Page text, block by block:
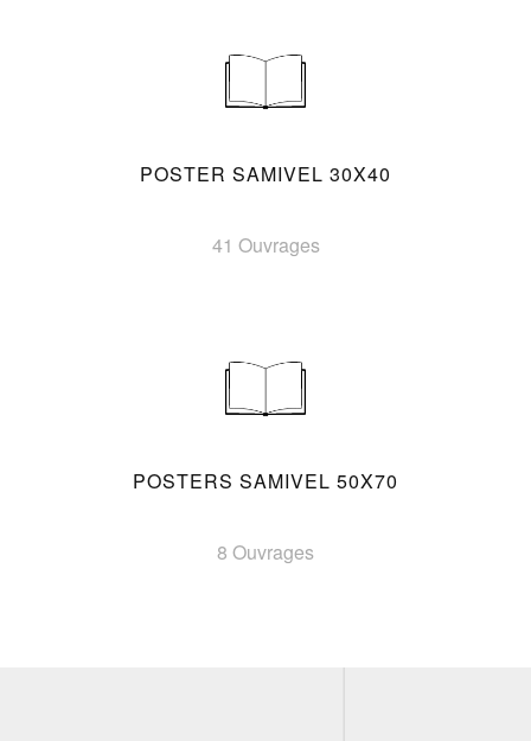
POSTER SAMIVEL 30X40
41 Ouvrages
POSTERS SAMIVEL 50X70
8 Ouvrages